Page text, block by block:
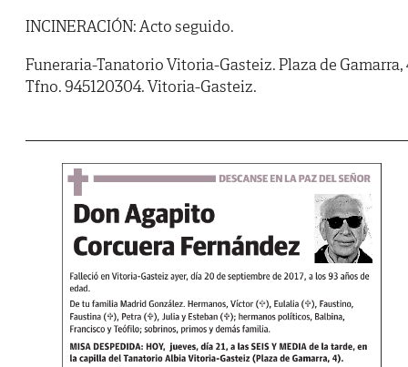
INCINERACIÓN: Acto seguido.
Funeraria-Tanatorio Vitoria-Gasteiz. Plaza de Gamarra,
Tfno. 945120304. Vitoria-Gasteiz.